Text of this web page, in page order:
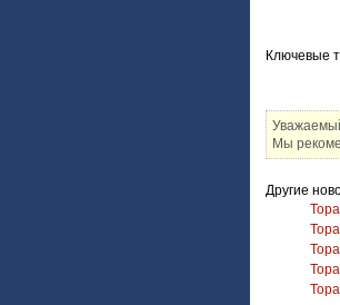
Ключевые
Мы
Другие